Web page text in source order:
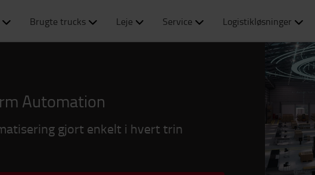
Brugte trucks Leje Service Logistikløsninger
Automation
gjort enkelt i hvert trin